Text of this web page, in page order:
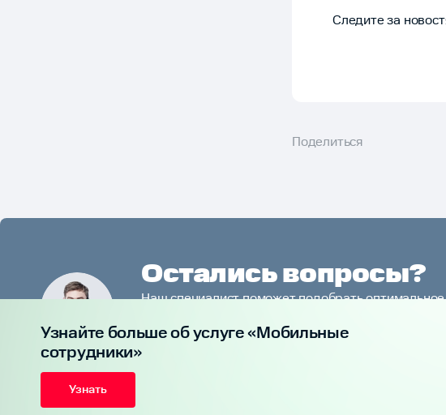
Следите за
Поделиться
Узнайте больше об услуге «Мобильные
сотрудники»
Узнать
Остались вопросы?
Наш специалист поможет подобрать